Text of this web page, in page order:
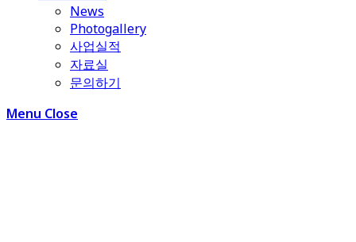
News
Photogallery
사업실적
자료실
문의하기
Menu Close